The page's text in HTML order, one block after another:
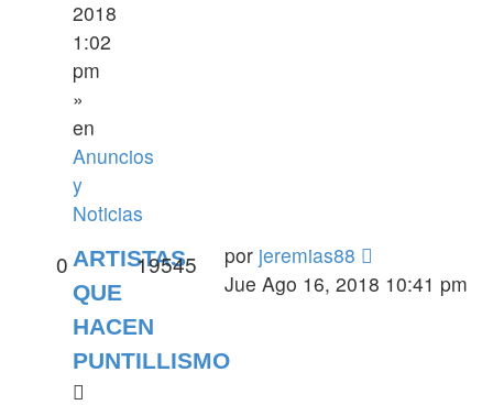
2018
1:02
pm
»
en
Anuncios
y
Noticias
ARTISTAS
QUE
HACEN
PUNTILLISMO
0 19545 por jeremias88
Jue Ago 16, 2018 10:41 pm